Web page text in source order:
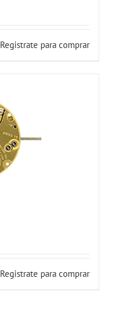
Registrate para comprar
Registrate para comprar